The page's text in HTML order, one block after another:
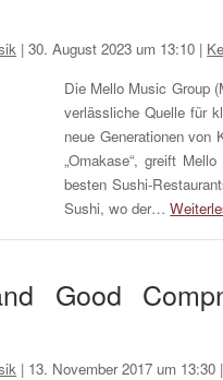
|30. August 2023 um 13:10 |
Die Mello Music Group
verlässliche Quelle für
neue Generationen von
„Omakase“, greift
besten Sushi-
Sushi, wo der…
Good
| 13. November 2017 um 13:30 |